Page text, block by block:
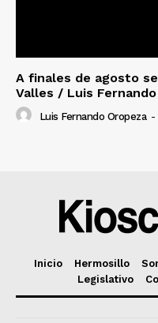
A finales de agosto
Valles / Luis
Luis Fernando Oropeza -
Inicio Hermosillo
Legislativo